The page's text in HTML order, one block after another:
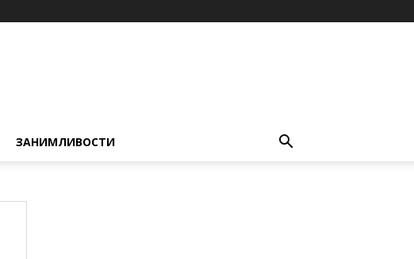
ЗАНИМЛИВОСТИ